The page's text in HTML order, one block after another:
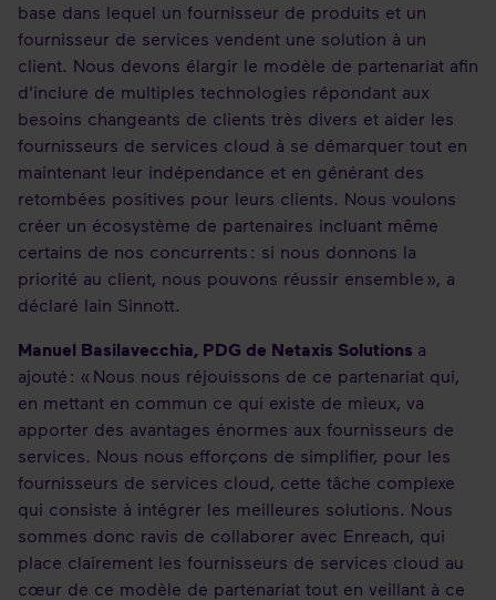
base dans lequel un fournisseur de produits et un
fournisseur de services vendent une solution à un
client. Nous devons élargir le modèle de partenariat afin
d'inclure de multiples technologies répondant aux
besoins changeants de clients très divers et aider les
fournisseurs de services cloud à se démarquer tout en
maintenant leur indépendance et en générant des
retombées positives pour leurs clients. Nous voulons
créer un écosystème de partenaires incluant même
certains de nos concurrents : si nous donnons la
priorité au client, nous pouvons réussir ensemble », a
déclaré Iain Sinnott.
Manuel Basilavecchia, PDG de Netaxis Solutions a
ajouté : « Nous nous réjouissons de ce partenariat qui,
en mettant en commun ce qui existe de mieux, va
apporter des avantages énormes aux fournisseurs de
services. Nous nous efforçons de simplifier, pour les
fournisseurs de services cloud, cette tâche complexe
qui consiste à intégrer les meilleures solutions. Nous
sommes donc ravis de collaborer avec Enreach, qui
place clairement les fournisseurs de services cloud au
cœur de ce modèle de partenariat tout en veillant à ce